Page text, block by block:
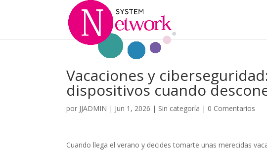
Vacaciones y
dispositivos cuando
por JJADMIN | Jun 1, 2026 | Sin categoría | 0 Comentarios
Cuando llega el verano y decides tomarte unas merecidas